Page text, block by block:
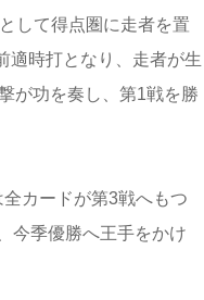
して得点圏に走者を置
適時打となり、走者が生
が功を奏し、第1戦を勝
カードが第3戦へもつ
今季優勝へ王手をかけ